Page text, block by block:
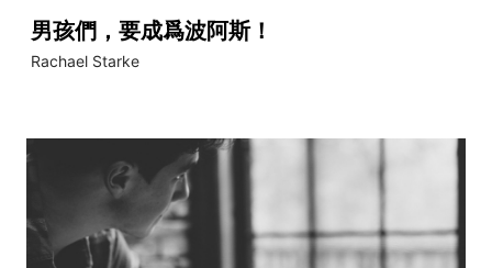
男孩們，要成爲波阿斯！
Rachael Starke